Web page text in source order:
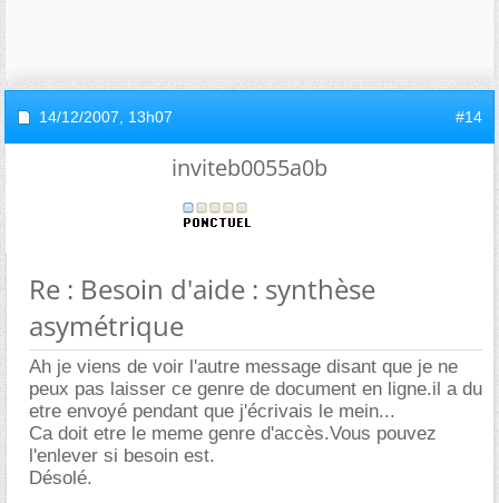
14/12/2007, 13h07 #14
inviteb0055a0b
Re : Besoin d'aide : synthèse
asymétrique
Ah je viens de voir l'autre message disant que je ne
peux pas laisser ce genre de document en ligne.il a du
etre envoyé pendant que j'écrivais le mein...
Ca doit etre le meme genre d'accès.Vous pouvez
l'enlever si besoin est.
Désolé.